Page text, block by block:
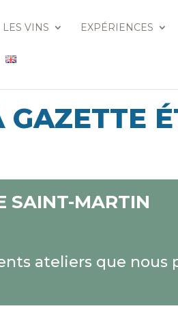
LES VINS EXPÉRIENCES
GAZETTE
SAINT-MARTIN
ateliers que nous